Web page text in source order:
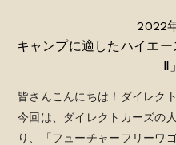
2022
キャンプに適したハイエ
Ⅱ
皆さんこんにちは！ダイレク
今回は、ダイレクトカーズの
り、「フューチャーフリーワ